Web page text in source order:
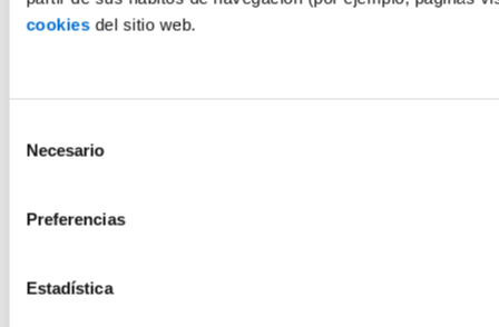
cookiesdel sitio web.
Necesario
Preferencias
Estadística